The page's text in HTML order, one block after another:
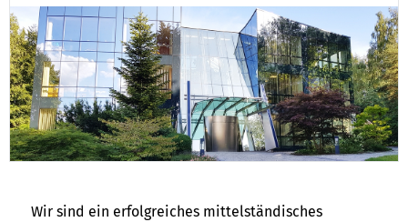
Wir sind ein erfolgreiches mittelständisches